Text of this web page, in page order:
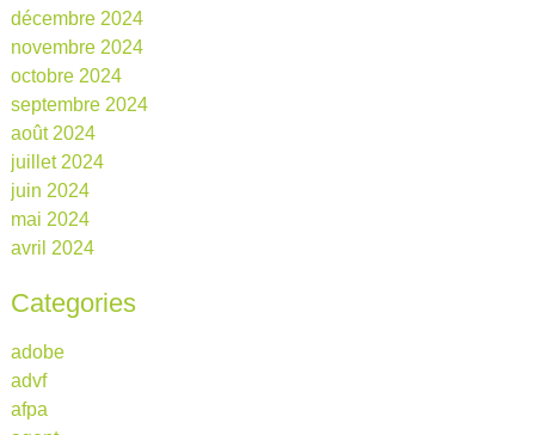
décembre 2024
novembre 2024
octobre 2024
septembre 2024
août 2024
juillet 2024
juin 2024
mai 2024
avril 2024
Categories
adobe
advf
afpa